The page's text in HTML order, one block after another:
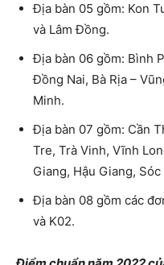
Địa bàn 05 gồm: Kon
và Lâm Đồng.
Địa bàn 06 gồm: Bình
Đồng Nai, Bà Rịa –
Minh.
Địa bàn 07 gồm: Cần
Tre, Trà Vinh, Vĩnh
Giang, Hậu Giang,
Địa bàn 08 gồm các
và K02.